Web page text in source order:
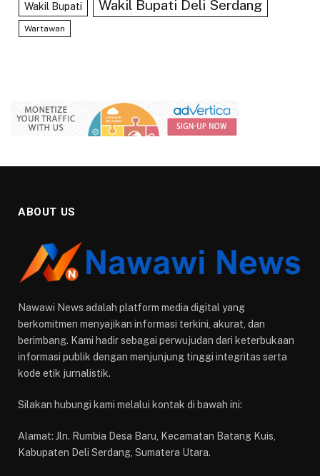
Wakil Bupati Wakil Bupati Deli Serdang
Wartawan
ABOUT US
Nawawi News adalah platform media digital yang
berkomitmen menyajikan informasi terkini, akurat, dan
berimbang. Kami hadir sebagai perwujudan dari keterbukaan
informasi publik dengan menjunjung tinggi integritas serta
kode etik jurnalistik.
Silakan hubungi kami melalui kontak di bawah ini:
Alamat: Jln. Rumbia Desa Baru, Kecamatan Batang Kuis,
Kabupaten Deli Serdang, Sumatera Utara.